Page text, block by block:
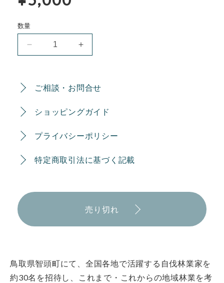
格
数量
【2023/11/30】
の
を
【2023/11/30】
の
量
を
や
ご相談・お問合せ
ショッピングガイド
プライバシーポリシー
特定商取引法に基づく記載
売り切れ
鳥取県智頭町にて、全国各地で活躍する自伐林業家を
約30名を招待し、これまで・これからの地域林業を考